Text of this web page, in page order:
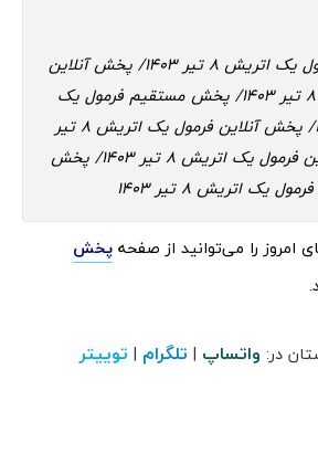
پخش مستقیم فرمول یک اتریش 8 تیر 1403/ پخش آنلاین
فرمول یک اتریش 8 تیر 1403/ پخش مستقیم فرمول یک
اتریش 8 تیر 1403/ پخش آنلاین فرمول یک اتریش 8 تیر
1403/ تماشای آنلاین فرمول یک اتریش 8 تیر 1403/ پخش
یک اتریش 8 تیر 1403
امروز را می‌توانید از صفحه پخش
در: واتساپ | تلگرام | توییتر